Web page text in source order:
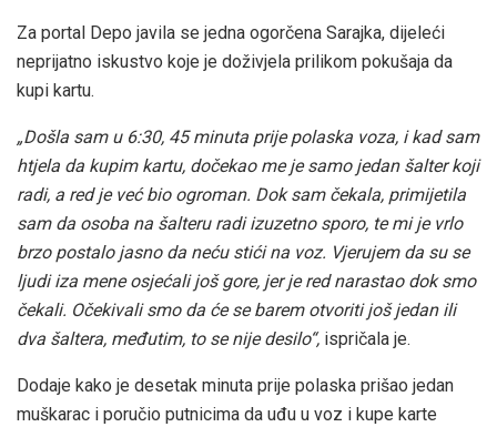
Za portal Depo javila se jedna ogorčena Sarajka, dijeleći
neprijatno iskustvo koje je doživjela prilikom pokušaja da
kupi kartu.
„Došla sam u 6:30, 45 minuta prije polaska voza, i kad sam
htjela da kupim kartu, dočekao me je samo jedan šalter koji
radi, a red je već bio ogroman. Dok sam čekala, primijetila
sam da osoba na šalteru radi izuzetno sporo, te mi je vrlo
brzo postalo jasno da neću stići na voz. Vjerujem da su se
ljudi iza mene osjećali još gore, jer je red narastao dok smo
čekali. Očekivali smo da će se barem otvoriti još jedan ili
dva šaltera, međutim, to se nije desilo“, ispričala je.
Dodaje kako je desetak minuta prije polaska prišao jedan
muškarac i poručio putnicima da uđu u voz i kupe karte